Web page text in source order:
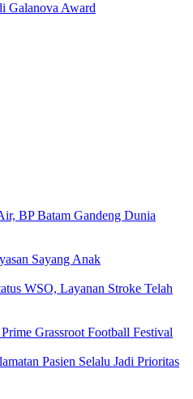
Galanova Award
BP Batam Gandeng Dunia
Sayang Anak
WSO, Layanan Stroke Telah
Grassroot Football Festival
Pasien Selalu Jadi Prioritas